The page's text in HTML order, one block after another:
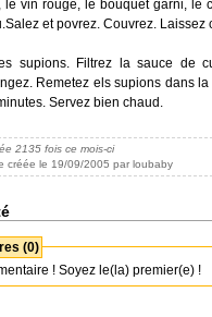
le vin rouge, le bouquet garni, le
et povrez. Couvrez. Laissez
supions. Filtrez la sauce de
Remetez els supions dans
Servez bien chaud.
2135 fois ce mois-ci
créée le 19/09/2005 par loubaby
(0)
! Soyez le(la) premier(e) !